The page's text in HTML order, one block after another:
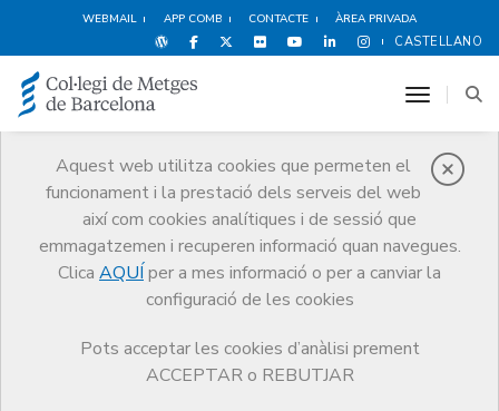
WEBMAIL APP COMB CONTACTE ÀREA PRIVADA
CASTELLANO
Aquest web utilitza cookies que permeten el
funcionament i la prestació dels serveis del web
així com cookies analítiques i de sessió que
emmagatzemen i recuperen informació quan navegues.
Clica AQUÍ per a mes informació o per a canviar la
configuració de les cookies
Pots acceptar les cookies d’anàlisi prement
ACCEPTAR o REBUTJAR
toggle
Premis
Premis Guardonat Edició 2016
Guardonat Edició 2016